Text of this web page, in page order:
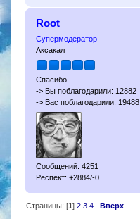
Root
Супермодератор
Аксакал
Спасибо
-> Вы поблагодарили: 12882
-> Вас поблагодарили: 19488
Сообщений: 4251
Респект: +2884/-0
Страницы: [1] 2 3 4 Вверх